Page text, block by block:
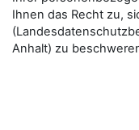
Ihnen das Recht zu,
Anhalt) zu